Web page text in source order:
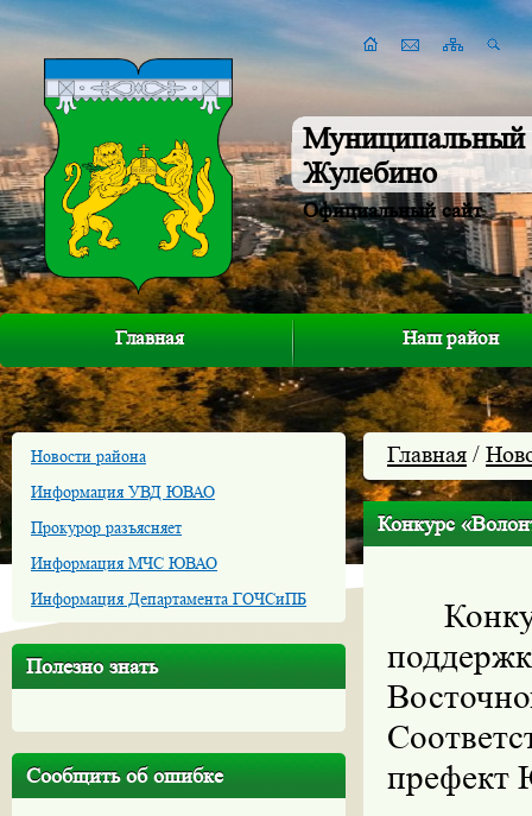
Муниципальный
Жулебино
Официальный сайт
Главная Наш район
Новости района
Информация УВД ЮВАО
Прокурор разъясняет
Информация МЧС ЮВАО
Информация Департамента ГОЧСиПБ
Полезно знать
Сообщить об ошибке
Главная /
Конкурс
префект